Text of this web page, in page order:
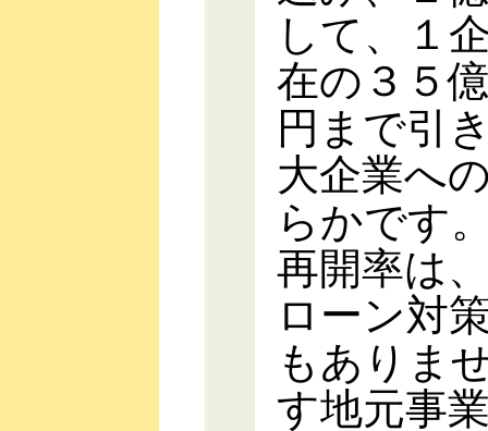
して、１
在の３５
円まで引
大企業へ
らかです
再開率は
ローン対
もありま
す地元事